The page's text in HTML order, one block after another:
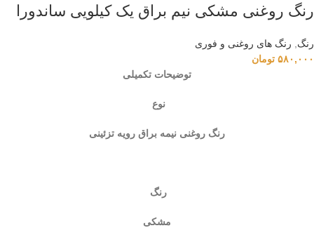
رنگ‌ روغنی مشکی نیم براق یک کیلویی ساندورا
رنگ
رنگ‌ های روغنی و فوری
۵۸۰,۰۰۰ تومان
توضیحات تکمیلی
نوع
رنگ روغنی نیمه براق رویه تزئینی
رنگ
مشکی